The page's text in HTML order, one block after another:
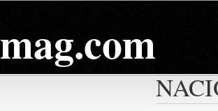
mag.com